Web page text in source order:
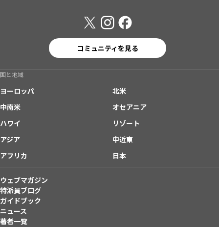
コミュニティを見る
国と地域
ヨーロッパ
北米
中南米
オセアニア
ハワイ
リゾート
アジア
中近東
アフリカ
日本
ウェブマガジン
特派員ブログ
ガイドブック
ニュース
著者一覧